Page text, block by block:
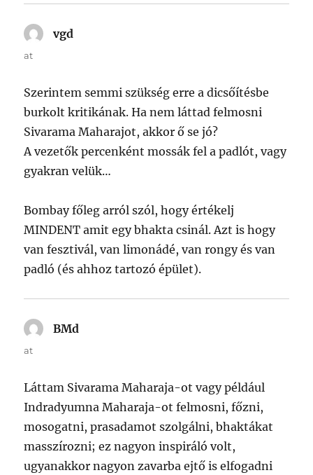
vgd
at
Szerintem semmi szükség erre a dicsőítésbe
burkolt kritikának. Ha nem láttad felmosni
Sivarama Maharajot, akkor ő se jó?
A vezetők percenként mossák fel a padlót, vagy
gyakran velük…
Bombay főleg arról szól, hogy értékelj
MINDENT amit egy bhakta csinál. Azt is hogy
van fesztivál, van limonádé, van rongy és van
padló (és ahhoz tartozó épület).
BMd
at
Láttam Sivarama Maharaja-ot vagy például
Indradyumna Maharaja-ot felmosni, főzni,
mosogatni, prasadamot szolgálni, bhaktákat
masszírozni; ez nagyon inspiráló volt,
ugyanakkor nagyon zavarba ejtő is elfogadni